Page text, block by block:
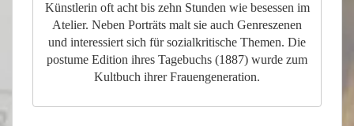
Künstlerin oft acht bis zehn Stunden wie besessen im
Atelier. Neben Porträts malt sie auch Genreszenen
und interessiert sich für sozialkritische Themen. Die
postume Edition ihres Tagebuchs (1887) wurde zum
Kultbuch ihrer Frauengeneration.